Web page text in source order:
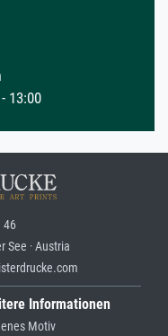
13:00
46
See · Austria
Informationen
Motiv